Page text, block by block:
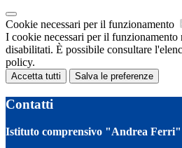
Cookie necessari per il funzionamento
I cookie necessari per il funzionamento
disabilitati. È possibile consultare
policy.
Accetta tutti Salva le preferenze
Contatti
Istituto comprensivo "Andrea Ferri"